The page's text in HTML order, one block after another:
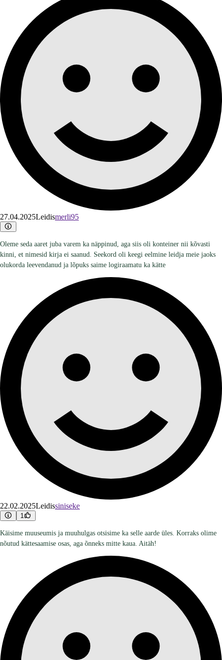
27.04.2025Leidismerli95
Oleme seda aaret juba varem ka näppinud, aga siis oli konteiner nii kõvasti
kinni, et nimesid kirja ei saanud. Seekord oli keegi eelmine leidja meie jaoks
olukorda leevendanud ja lõpuks saime logiraamatu ka kätte
22.02.2025Leidissiniseke
1
Käisime muuseumis ja muuhulgas otsisime ka selle aarde üles. Korraks olime
nõutud kättesaamise osas, aga õnneks mitte kaua. Aitäh!